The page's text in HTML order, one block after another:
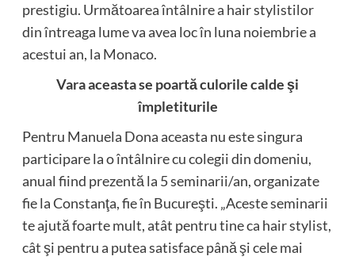
prestigiu. Următoarea întâlnire a hair stylistilor
din întreaga lume va avea loc în luna noiembrie a
acestui an, la Monaco.
Vara aceasta se poartă culorile calde şi
împletiturile
Pentru Manuela Dona aceasta nu este singura
participare la o întâlnire cu colegii din domeniu,
anual fiind prezentă la 5 seminarii/an, organizate
fie la Constanţa, fie în Bucureşti. „Aceste seminarii
te ajută foarte mult, atât pentru tine ca hair stylist,
cât şi pentru a putea satisface până şi cele mai